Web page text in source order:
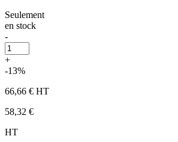
Seulement
en stock
-
+
-13%
66,66 € HT
58,32 €
HT